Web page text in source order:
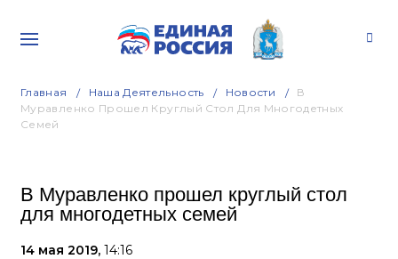
Главная Наша Деятельность Новости
В
Муравленко Прошел Круглый Стол Для Многодетных
Семей
В Муравленко прошел круглый стол
для многодетных семей
14 мая 2019, 14:16